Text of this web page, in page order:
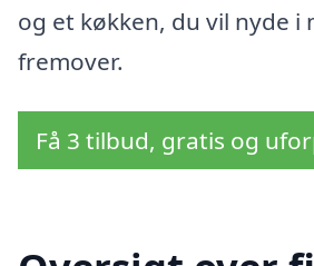
og et køkken, du vil nyde i
fremover.
Få 3 tilbud, gratis og